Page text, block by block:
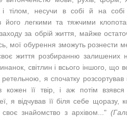
тілом, несучи в собі й на
його легкими та тяжчими
за обрій життя, майже
мої обурення зможуть рознести
життя розбиранню залишених
світлин і всього іншого, що
я спочатку розсортував
кожен її твір, і аж потім
я відчував її біля себе щоразу,
знайомство з архівом..."